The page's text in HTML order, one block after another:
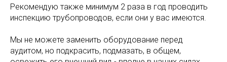
Рекомендую также минимум 2 раза в год проводить
инспекцию трубопроводов, если они у вас имеются.
Мы не можете заменить оборудование перед
аудитом, но подкрасить, подмазать, в общем,